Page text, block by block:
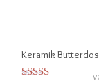
Keramik